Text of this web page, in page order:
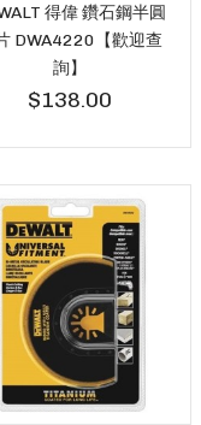
得偉 鑽石鋼半圓
DWA4220【歡迎查
詢】
$138.00